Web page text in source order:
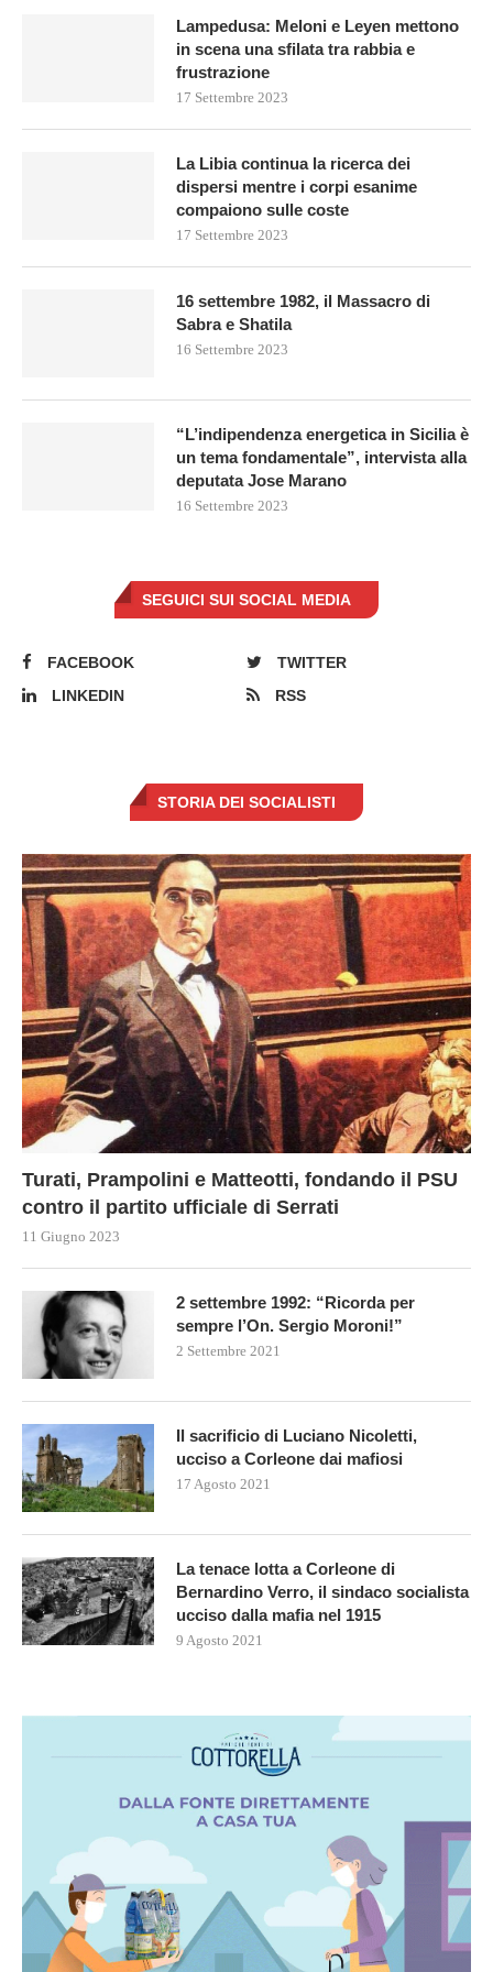
Lampedusa: Meloni e Leyen mettono
in scena una sfilata tra rabbia e
frustrazione
17 Settembre 2023
La Libia continua la ricerca dei
dispersi mentre i corpi esanime
compaiono sulle coste
17 Settembre 2023
16 settembre 1982, il Massacro di
Sabra e Shatila
16 Settembre 2023
“L’indipendenza energetica in Sicilia è
un tema fondamentale”, intervista alla
deputata Jose Marano
16 Settembre 2023
SEGUICI SUI SOCIAL MEDIA
FACEBOOK
TWITTER
LINKEDIN
RSS
STORIA DEI SOCIALISTI
Turati, Prampolini e Matteotti, fondando il PSU
contro il partito ufficiale di Serrati
11 Giugno 2023
2 settembre 1992: “Ricorda per
sempre l’On. Sergio Moroni!”
2 Settembre 2021
Il sacrificio di Luciano Nicoletti,
ucciso a Corleone dai mafiosi
17 Agosto 2021
La tenace lotta a Corleone di
Bernardino Verro, il sindaco socialista
ucciso dalla mafia nel 1915
9 Agosto 2021